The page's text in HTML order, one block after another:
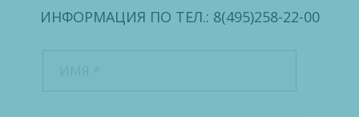
ИНФОРМАЦИЯ ПО ТЕЛ.: 8(495)258-22-00